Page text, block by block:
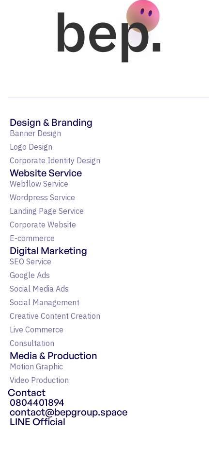
bep.
Design & Branding
Banner Design
Logo Design
Corporate Identity Design
Website Service
Webflow Service
Wordpress Service
Landing Page Service
Corporate Website
E-commerce
Digital Marketing
SEO Service
Google Ads
Social Media Ads
Social Management
Creative Content Creation
Live Commerce
Consultation
Media & Production
Motion Graphic
Video Production
Contact
0804401894
contact@bepgroup.space
LINE Official